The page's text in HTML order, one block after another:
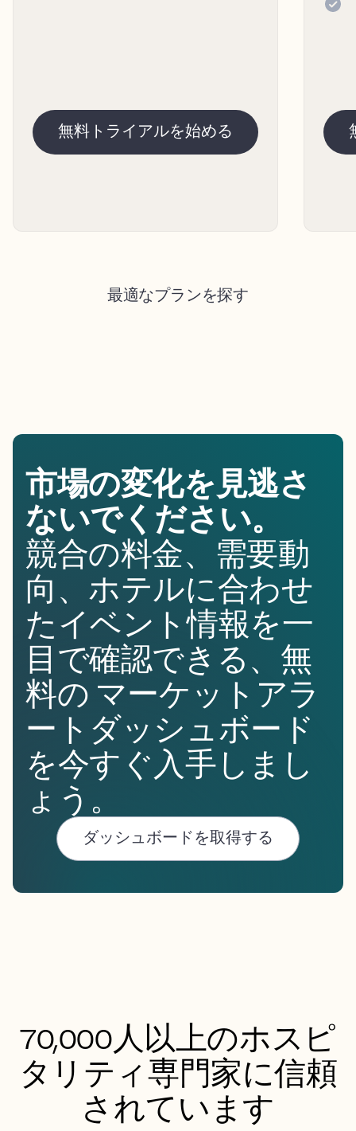
無料トライアルを始める
最適なプランを探す
市場の変化を見逃さ
ないでください。
競合の料金、需要動
向、ホテルに合わせ
たイベント情報を一
目で確認できる、無
料の マーケットアラ
ートダッシュボード
を今すぐ入手しまし
ょう。
ダッシュボードを取得する
70,000人以上のホスピ
タリティ専門家に信頼
されています